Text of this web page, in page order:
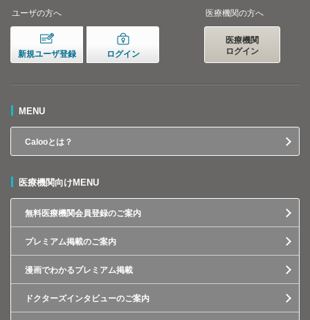
ユーザの方へ
新規ユーザ登録 ログイン
医療機関の方へ
医療機関
ログイン
MENU
Calooとは？
医療機関向けMENU
無料医療機関会員登録のご案内
プレミアム掲載のご案内
漫画でわかるプレミアム掲載
ドクターズインタビューのご案内